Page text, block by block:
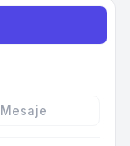
Mesaje